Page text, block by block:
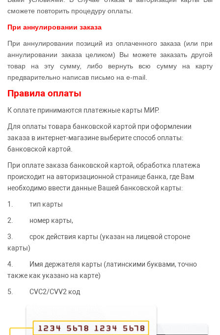
сможете повторить процедуру оплаты.
При аннулировании заказа
При аннулировании позиций из оплаченного заказа (или при
аннулировании заказа целиком) Вы можете заказать другой
товар на эту сумму, либо вернуть всю сумму на карту
предварительно написав письмо на e-mail.
Правила оплаты
К оплате принимаются платежные карты МИР.
Для оплаты товара банковской картой при оформлении
заказа в интернет-магазине выберите способ оплаты:
банковской картой.
При оплате заказа банковской картой, обработка платежа
происходит на авторизационной странице банка, где Вам
необходимо ввести данные Вашей банковской карты:
1. тип карты
2. номер карты,
3. срок действия карты (указан на лицевой стороне
карты)
4. Имя держателя карты (латинскими буквами, точно
также как указано на карте)
5. CVC2/CVV2 код